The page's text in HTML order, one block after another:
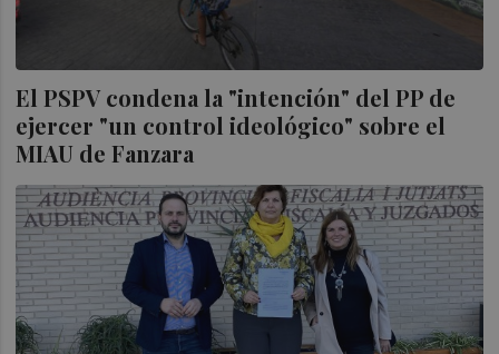
El PSPV condena la "intención" del PP de
ejercer "un control ideológico" sobre el
MIAU de Fanzara